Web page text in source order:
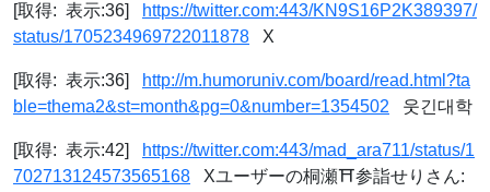
[取得: 表示:36]
https://twitter.com:443/KN9S16P2K389397/
status/1705234969722011878 X
[取得: 表示:36]
http://m.humoruniv.com/board/read.html?ta
ble=thema2&st=month&pg=0&number=1354502 웃긴대학
[取得: 表示:42]
https://twitter.com:443/mad_ara711/status/1
702713124573565168 Xユーザーの桐瀬⛩参詣せりさん: